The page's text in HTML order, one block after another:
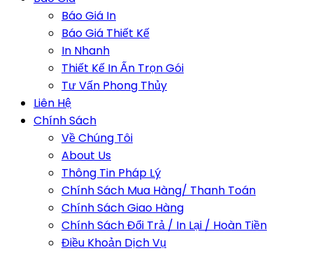
Báo Giá In
Báo Giá Thiết Kế
In Nhanh
Thiết Kế In Ấn Trọn Gói
Tư Vấn Phong Thủy
Liên Hệ
Chính Sách
Về Chúng Tôi
About Us
Thông Tin Pháp Lý
Chính Sách Mua Hàng/ Thanh Toán
Chính Sách Giao Hàng
Chính Sách Đổi Trả / In Lại / Hoàn Tiền
Điều Khoản Dịch Vụ